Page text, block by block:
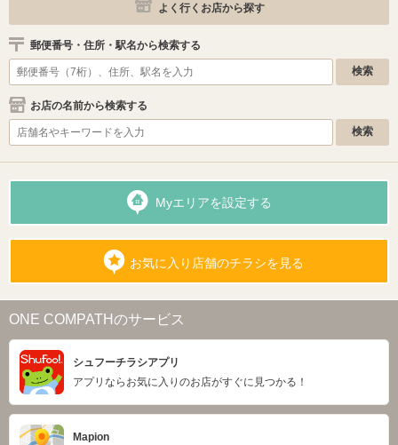
よく行くお店から探す
郵便番号・住所・駅名から検索する
お店の名前から検索する
Myエリアを設定する
お気に入り店舗のチラシを見る
ONE COMPATHのサービス
シュフーチラシアプリ
アプリならお気に入りのお店がすぐに見つかる！
Mapion